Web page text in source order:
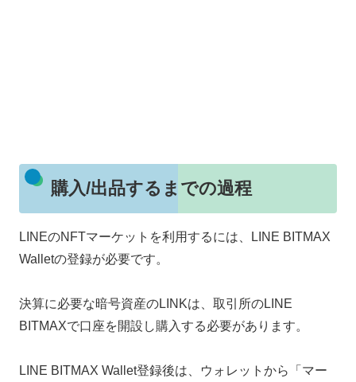
購入/出品するまでの過程
LINEのNFTマーケットを利用するには、LINE BITMAX
Walletの登録が必要です。
決算に必要な暗号資産のLINKは、取引所のLINE
BITMAXで口座を開設し購入する必要があります。
LINE BITMAX Wallet登録後は、ウォレットから「マー